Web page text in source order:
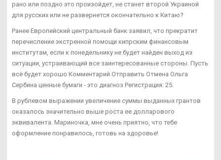
рано или поздно это произойдет, не станет второй Украиной
для русских или не развернется окончательно к Китаю?
Ранее Европейский центральный банк заявил, что прекратит
перечисление экстренной помощи кипрским финансовым
институтам, если к понедельнику не будет найден выход из
ситуации, устраивающий все заинтересованные стороны. Пусть
всё будет хорошо Комментарий Отправить Отмена Ольга
Сербина ценные бумаги - это диагноз Регистрация: 25.
В рублевом выражении увеличение суммы выданных грантов
оказалось значительно выше роста ее долларового
эквивалента. Мариночка, мне очень приятно, что тебе
оформление понравилось, готовь на здоровье!